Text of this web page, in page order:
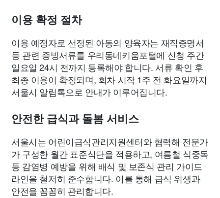
이용 확정 절차
이용 예정자로 선정된 아동의 양육자는 재직증명서
등 관련 증빙서류를 우리동네키움포털에 신청 주간
일요일 24시 전까지 등록해야 합니다. 서류 확인 후
최종 이용이 확정되며, 회차 시작 1주 전 화요일까지
서울시 알림톡으로 안내가 이루어집니다.
안전한 급식과 돌봄 서비스
서울시는 어린이급식관리지원센터와 협력해 전문가
가 구성한 월간 표준식단을 적용하고, 여름철 식중독
등 감염병 예방을 위해 배식 및 보존식 관리 가이드
라인을 철저히 준수합니다. 이를 통해 급식 위생과
안전을 꼼꼼히 관리합니다.